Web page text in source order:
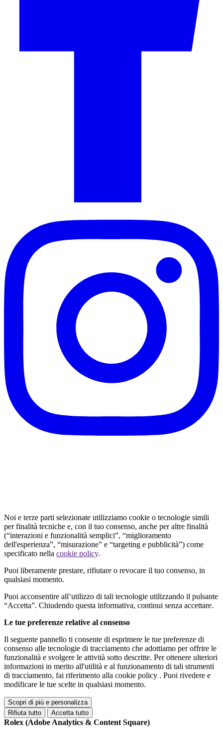
Noi e terze parti selezionate utilizziamo cookie o tecnologie simili
per finalità tecniche e, con il tuo consenso, anche per altre finalità
(“interazioni e funzionalità semplici”, “miglioramento
dell'esperienza”, “misurazione” e “targeting e pubblicità”) come
specificato nella cookie policy.
Puoi liberamente prestare, rifiutare o revocare il tuo consenso, in
qualsiasi momento.
Puoi acconsentire all’utilizzo di tali tecnologie utilizzando il pulsante
“Accetta”. Chiudendo questa informativa, continui senza accettare.
Le tue preferenze relative al consenso
Il seguente pannello ti consente di esprimere le tue preferenze di
consenso alle tecnologie di tracciamento che adottiamo per offrire le
funzionalità e svolgere le attività sotto descritte. Per ottenere ulteriori
informazioni in merito all'utilità e al funzionamento di tali strumenti
di tracciamento, fai riferimento alla cookie policy . Puoi rivedere e
modificare le tue scelte in qualsiasi momento.
Scopri di più e personalizza
Rifiuta tutto
Accetta tutto
Rolex (Adobe Analytics & Content Square)